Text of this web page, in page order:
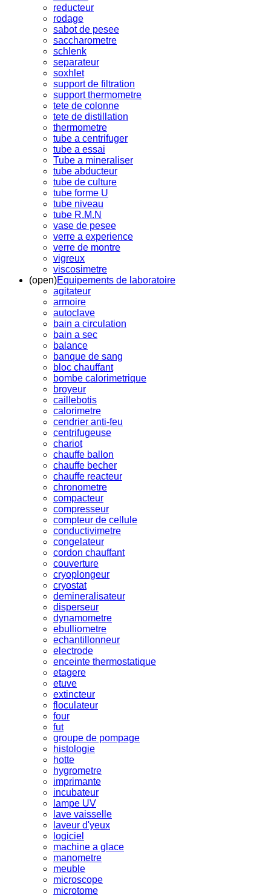
reducteur
rodage
sabot de pesee
saccharometre
schlenk
separateur
soxhlet
support de filtration
support thermometre
tete de colonne
tete de distillation
thermometre
tube a centrifuger
tube a essai
Tube a mineraliser
tube abducteur
tube de culture
tube forme U
tube niveau
tube R.M.N
vase de pesee
verre a experience
verre de montre
vigreux
viscosimetre
(open)Equipements de laboratoire
agitateur
armoire
autoclave
bain a circulation
bain a sec
balance
banque de sang
bloc chauffant
bombe calorimetrique
broyeur
caillebotis
calorimetre
cendrier anti-feu
centrifugeuse
chariot
chauffe ballon
chauffe becher
chauffe reacteur
chronometre
compacteur
compresseur
compteur de cellule
conductivimetre
congelateur
cordon chauffant
couverture
cryoplongeur
cryostat
demineralisateur
disperseur
dynamometre
ebulliometre
echantillonneur
electrode
enceinte thermostatique
etagere
etuve
extincteur
floculateur
four
fut
groupe de pompage
histologie
hotte
hygrometre
imprimante
incubateur
lampe UV
lave vaisselle
laveur d'yeux
logiciel
machine a glace
manometre
meuble
microscope
microtome